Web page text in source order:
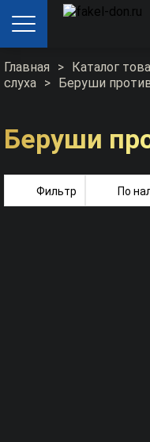
Главная > Каталог
слуха > Беруши
Беруши
Фильтр По